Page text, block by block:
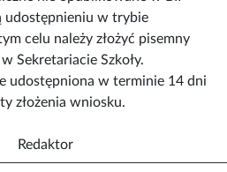
udostępnieniu w trybie
celu należy złożyć pisemny
Sekretariacie Szkoły.
udostępniona w terminie 14 dni
złożenia wniosku.
Redaktor